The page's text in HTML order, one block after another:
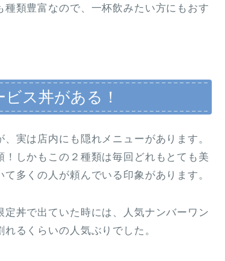
類豊富なので、一杯飲みたい方にもおす
ス丼がある！
実は店内にも隠れメニューがあります。
しかもこの２種類は毎回どれもとても美
多くの人が頼んでいる印象があります。
丼で出ていた時には、人気ナンバーワン
るくらいの人気ぶりでした。